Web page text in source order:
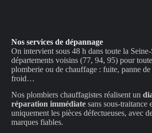
Nos services de dépannage
On intervient sous 48 h dans toute la
départements voisins (77, 94, 95) pour
plomberie ou de chauffage : fuite, panne
froid…
Nos plombiers chauffagistes réalisent un
réparation immédiate sans sous-traitance
uniquement les pièces défectueuses, avec
marques fiables.